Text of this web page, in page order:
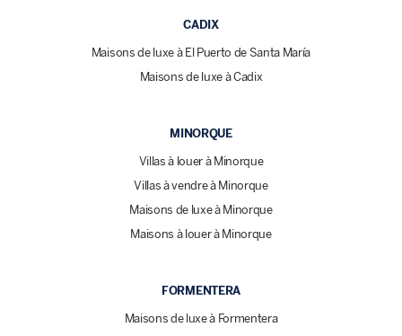
CADIX
Maisons de luxe à El Puerto de Santa María
Maisons de luxe à Cadix
MINORQUE
Villas à louer à Minorque
Villas à vendre à Minorque
Maisons de luxe à Minorque
Maisons à louer à Minorque
FORMENTERA
Maisons de luxe à Formentera